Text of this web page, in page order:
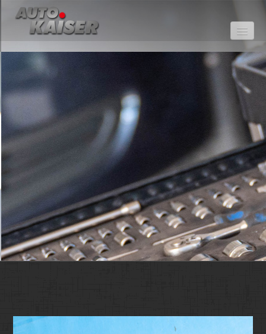
Startseite
Jobangebote
Aktuelles
Fahrzeugangebote
Service
Kontakt
Impressum